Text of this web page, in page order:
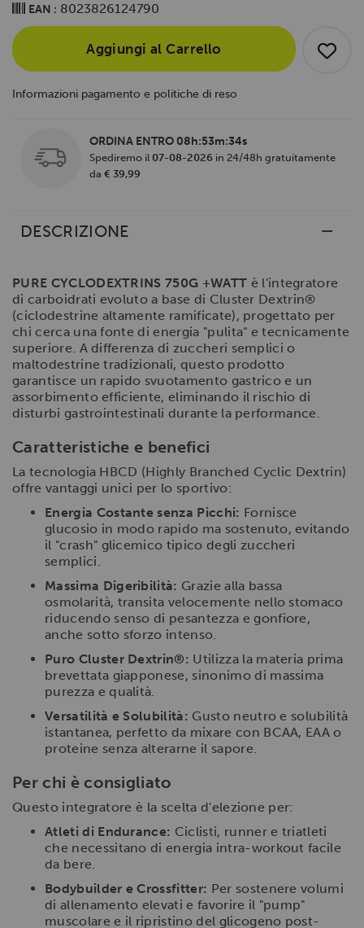
EAN : 8023826124790
Aggiungi al Carrello
Informazioni pagamento e politiche di reso
ORDINA ENTRO 08h:53m:33s
Spediremo il 07-08-2026 in 24/48h gratuitamente
da € 39,99
DESCRIZIONE
PURE CYCLODEXTRINS 750G +WATT è l'integratore
di carboidrati evoluto a base di Cluster Dextrin®
(ciclodestrine altamente ramificate), progettato per
chi cerca una fonte di energia "pulita" e tecnicamente
superiore. A differenza di zuccheri semplici o
maltodestrine tradizionali, questo prodotto
garantisce un rapido svuotamento gastrico e un
assorbimento efficiente, eliminando il rischio di
disturbi gastrointestinali durante la performance.
Caratteristiche e benefici
La tecnologia HBCD (Highly Branched Cyclic Dextrin)
offre vantaggi unici per lo sportivo:
Energia Costante senza Picchi: Fornisce
glucosio in modo rapido ma sostenuto, evitando
il "crash" glicemico tipico degli zuccheri
semplici.
Massima Digeribilità: Grazie alla bassa
osmolarità, transita velocemente nello stomaco
riducendo senso di pesantezza e gonfiore,
anche sotto sforzo intenso.
Puro Cluster Dextrin®: Utilizza la materia prima
brevettata giapponese, sinonimo di massima
purezza e qualità.
Versatilità e Solubilità: Gusto neutro e solubilità
istantanea, perfetto da mixare con BCAA, EAA o
proteine senza alterarne il sapore.
Per chi è consigliato
Questo integratore è la scelta d'elezione per:
Atleti di Endurance: Ciclisti, runner e triatleti
che necessitano di energia intra-workout facile
da bere.
Bodybuilder e Crossfitter: Per sostenere volumi
di allenamento elevati e favorire il "pump"
muscolare e il ripristino del glicogeno post-